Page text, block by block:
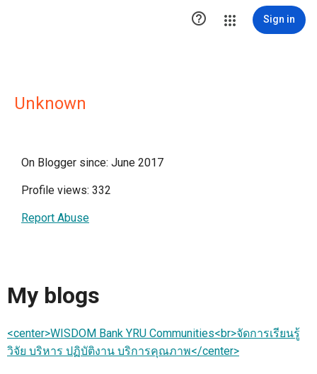
 Sign in
Unknown
On Blogger since: June 2017
Profile views: 332
Report Abuse
My blogs
<center>WISDOM Bank YRU Communities<br>จัดการเรียนรู้
วิจัย บริหาร ปฏิบัติงาน บริการคุณภาพ</center>